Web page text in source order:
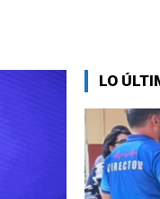
LO